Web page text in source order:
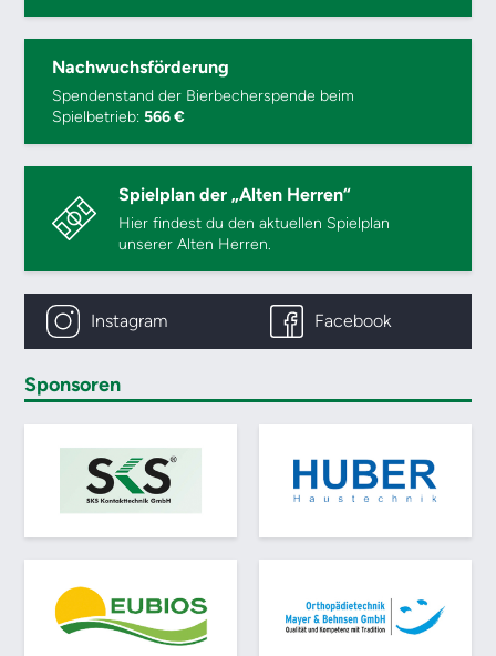
Nachwuchsförderung
Spendenstand der Bierbecherspende beim
Spielbetrieb:566 €
Spielplan der „Alten Herren“
Hier findest du den aktuellen Spielplan
unserer Alten Herren.
Instagram Facebook
Sponsoren